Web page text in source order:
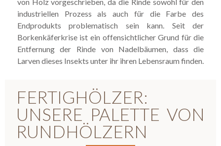
industriellen Prozess als auch für die Farbe des
Endprodukts problematisch sein kann. Seit der
Borkenkäferkrise ist ein offensichtlicher Grund für die
Entfernung der Rinde von Nadelbäumen, dass die
Larven dieses Insekts unter ihr ihren Lebensraum finden.
FERTIGHÖLZER:
UNSERE PALETTE VON
RUNDHÖLZERN